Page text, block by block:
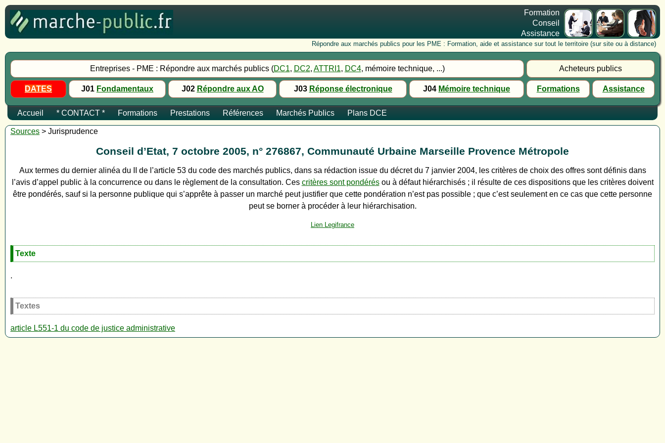
Formation
Conseil
Assistance
Répondre aux marchés publics pour les PME : Formation, aide et assistance sur tout le territoire (sur site ou à distance)
Entreprises - PME : Répondre aux marchés publics (DC1, DC2, ATTRI1, DC4, mémoire technique, ...) Acheteurs publics
DATES J01 Fondamentaux J02 Répondre aux AO J03 Réponse électronique J04 Mémoire technique Formations Assistance
Accueil * CONTACT * Formations Prestations Références Marchés Publics Plans DCE
Sources > Jurisprudence
Conseil d’Etat, 7 octobre 2005, n° 276867, Communauté Urbaine Marseille Provence Métropole
Aux termes du dernier alinéa du II de l’article 53 du code des marchés publics, dans sa rédaction issue du décret du 7 janvier 2004, les critères de choix des offres sont définis dans
l’avis d’appel public à la concurrence ou dans le règlement de la consultation. Ces critères sont pondérésou à défaut hiérarchisés ; il résulte de ces dispositions que les critères doivent
être pondérés, sauf si la personne publique qui s’apprête à passer un marché peut justifier que cette pondération n’est pas possible ; que c’est seulement en ce cas que cette personne
peut se borner à procéder à leur hiérarchisation.
Lien Legifrance
Texte
.
Textes
article L551-1 du code de justice administrative